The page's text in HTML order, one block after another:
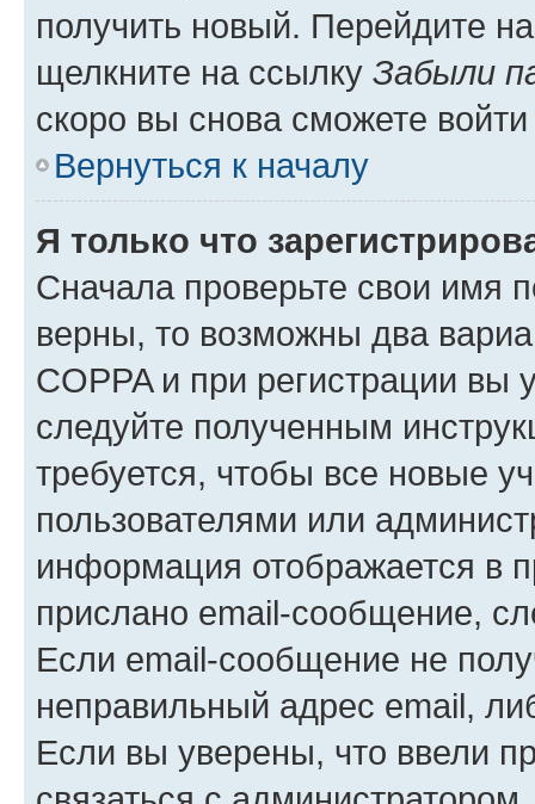
получить новый. Перейдите
щелкните на ссылку Забыли
скоро вы снова сможете
Вернуться к началу
Я только что
Сначала проверьте свои имя
верны, то возможны два
COPPA и при регистрации вы
следуйте полученным
требуется, чтобы все новые
пользователями или
информация отображается в
прислано email-сообщение,
Если email-сообщение не
неправильный адрес email,
Если вы уверены, что ввели